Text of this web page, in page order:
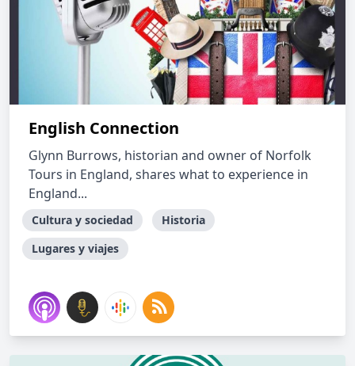
English Connection
Glynn Burrows, historian and owner of Norfolk
Tours in England, shares what to experience in
England...
Cultura y sociedad
Historia
Lugares y viajes